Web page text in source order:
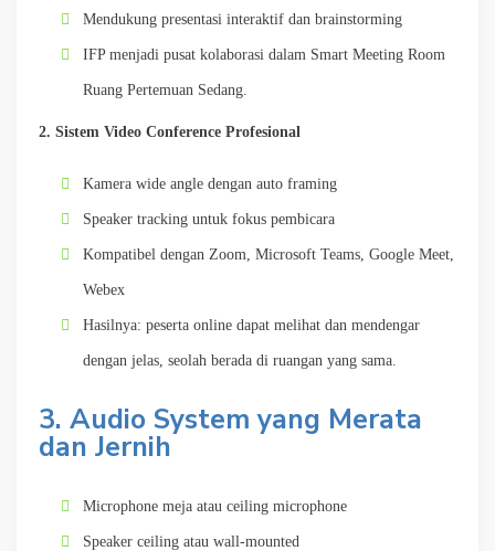
Mendukung presentasi interaktif dan brainstorming
IFP menjadi pusat kolaborasi dalam Smart Meeting Room
Ruang Pertemuan Sedang.
2. Sistem Video Conference Profesional
Kamera wide angle dengan auto framing
Speaker tracking untuk fokus pembicara
Kompatibel dengan Zoom, Microsoft Teams, Google Meet,
Webex
Hasilnya: peserta online dapat melihat dan mendengar
dengan jelas, seolah berada di ruangan yang sama.
3. Audio System yang Merata
dan Jernih
Microphone meja atau ceiling microphone
Speaker ceiling atau wall-mounted